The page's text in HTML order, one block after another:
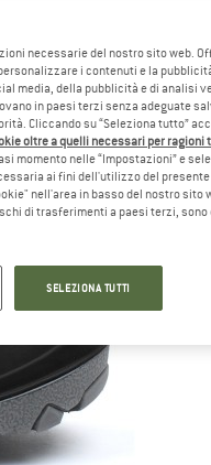
necessarie del nostro sito web.
i contenuti e la
media, della pubblicità e di analisi
in paesi terzi senza adeguate
Cliccando su “Seleziona tutto”
oltre a quelli necessari per ragioni
momento nelle “Impostazioni” e
ai fini dell'utilizzo del
nell'area in basso del nostro sito
di trasferimenti a paesi terzi,
SELEZIONA TUTTI